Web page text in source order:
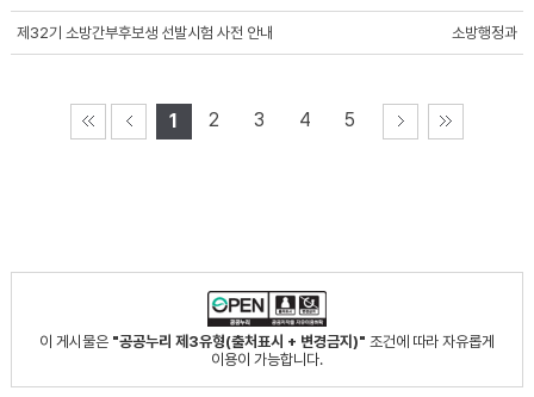
제32기 소방간부후보생 선발시험 사전 안내 소방행정과
1 2 3 4 5
이 게시물은 "공공누리 제3유형(출처표시 + 변경금지)" 조건에 따라 자유롭게
이용이 가능합니다.